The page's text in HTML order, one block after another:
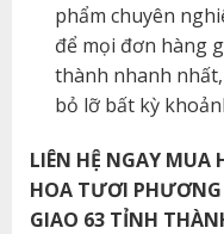
phẩm chuyên
để mọi đơn hàng
thành nhanh
bỏ lỡ bất kỳ
LIÊN HỆ NGAY MUA
HOA TƯƠI
GIAO 63 TỈNH